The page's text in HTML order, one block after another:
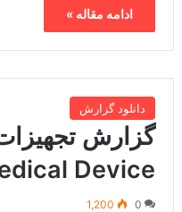
ادامه مقاله »
دانلود گزارش
گزارش
Device
0
1,200